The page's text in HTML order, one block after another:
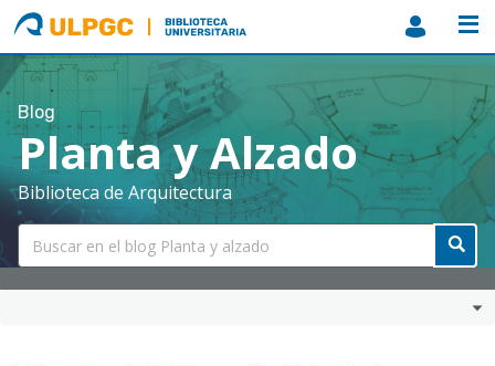
ULPGC
Biblioteca
ULPGC
Blog
Planta y Alzado
Biblioteca de Arquitectura